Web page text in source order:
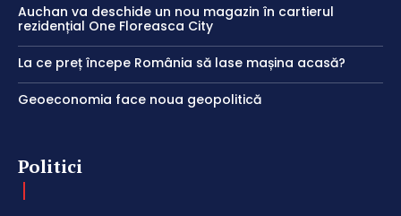
Auchan va deschide un nou magazin în cartierul
rezidențial One Floreasca City
La ce preț începe România să lase mașina acasă?
Geoeconomia face noua geopolitică
Politici